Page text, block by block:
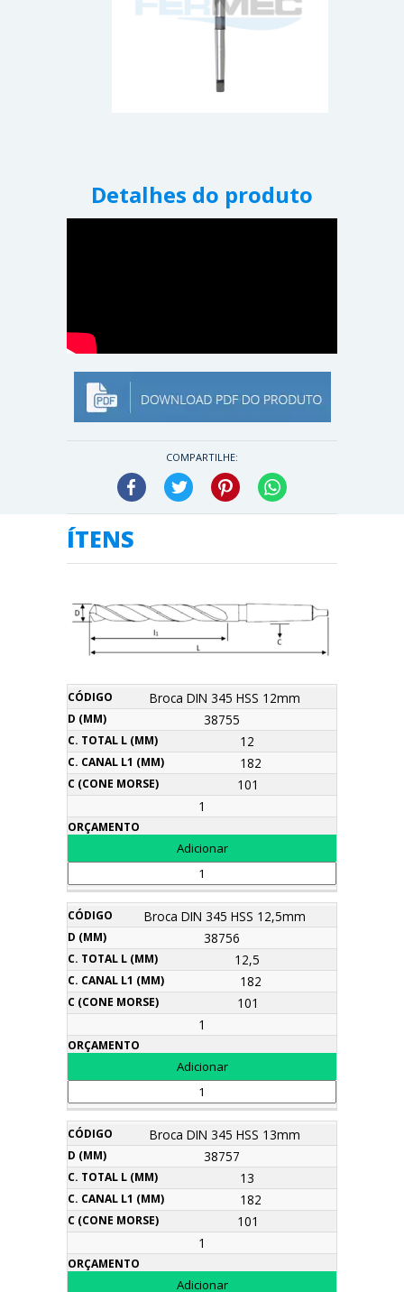
Detalhes do produto
COMPARTILHE:
Facebook Twitter Pinterest
ÍTENS
Descrição
D
C.
Total
C.
Canal
l1
C
Morse)
Broca DIN 345 HSS 12mm
38755
12
182
101
1
Broca DIN 345 HSS 12,5mm
38756
12,5
182
101
1
Broca DIN 345 HSS 13mm
38757
13
182
101
1